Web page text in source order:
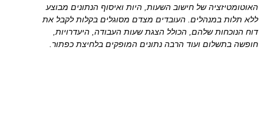
האוטומטיזציה של חישוב השעות, היות ואיסוף הנתונים מבוצע
ללא תלות במנהלים. העובדים מצדם מסוגלים בקלות לקבל את
דוח הנוכחות שלהם, הכולל הצגת שעות העבודה, היעדרויות,
חופשה בתשלום ועוד הרבה נתונים המופקים בלחיצת כפתור.